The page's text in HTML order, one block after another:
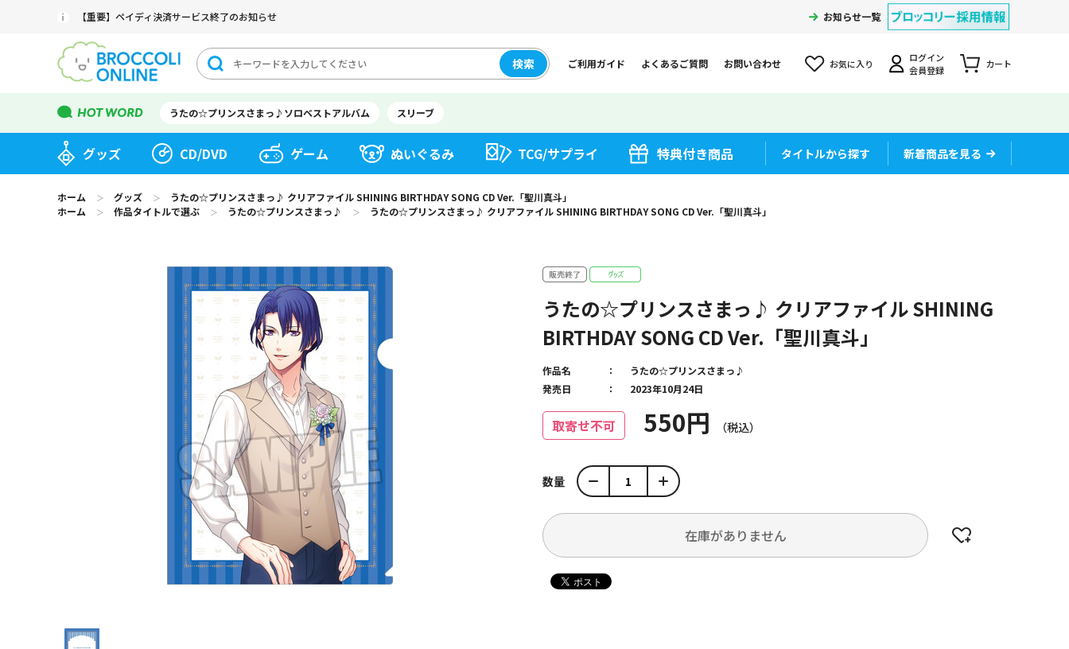
【重要】ペイディ決済サービス終了のお知らせ お知らせ一覧
検索 ご利用ガイド よくあるご質問 お問い合わせ お気に入り
ログイン
会員登録
カート
うたの☆プリンスさまっ♪ソロベストアルバム スリーブ
グッズ CD/DVD ゲーム ぬいぐるみ TCG/サプライ 特典付き商品 タイトルから探す 新着商品を見る
ホーム ＞ グッズ ＞
うたの☆プリンスさまっ♪ クリアファイル SHINING BIRTHDAY SONG CD Ver.「聖川真斗」
ホーム
＞ 作品タイトルで選ぶ ＞ うたの☆プリンスさまっ♪ ＞ うたの☆プリンスさまっ♪ クリアファイル SHINING BIRTHDAY SONG CD Ver.「聖川真斗」
うたの☆プリンスさまっ♪ クリアファイル SHINING
BIRTHDAY SONG CD Ver.「聖川真斗」
取寄せ不可 550円
作品名
うたの☆プリンスさまっ♪
発売日
2023年10月24日
数量
在庫がありません